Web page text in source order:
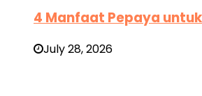
4 Manfaat Pepaya
July 28, 2026